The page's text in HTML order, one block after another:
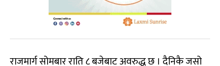
राजमार्ग सोमबार राति ८ बजेबाट अवरुद्ध छ । दैनिकै जसो